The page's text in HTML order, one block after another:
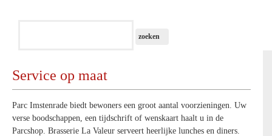
Service op maat
Parc Imstenrade biedt bewoners een groot aantal voorzieningen. Uw
verse boodschappen, een tijdschrift of wenskaart haalt u in de
Parcshop. Brasserie La Valeur serveert heerlijke lunches en diners.